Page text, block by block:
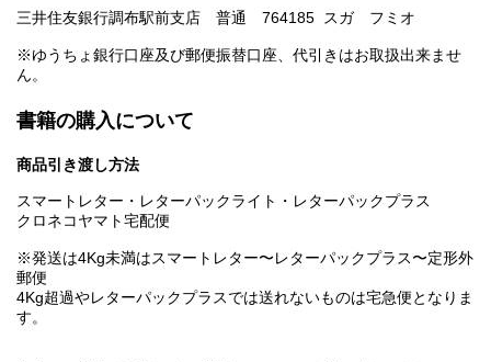
三井住友銀行調布駅前支店 普通 764185 スガ フミオ
※ゆうちょ銀行口座及び郵便振替口座、代引きはお取扱出来ませ
ん。
書籍の購入について
商品引き渡し方法
スマートレター・レターパックライト・レターパックプラス
クロネコヤマト宅配便
※発送は4Kg未満はスマートレター〜レターパックプラス〜定形外
郵便
4Kg超過やレターパックプラスでは送れないものは宅急便となりま
す。